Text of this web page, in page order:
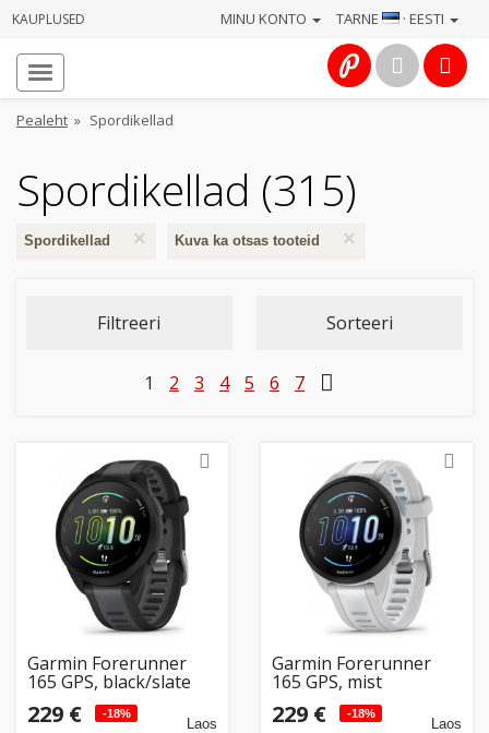
KAUPLUSED TARNE · EESTI
MINU KONTO
Pealeht » Spordikellad
Spordikellad (315)
×
Spordikellad ×
Kuva ka otsas tooteid
Filtreeri Sorteeri
1 2 3 4 5 6 7
Garmin Forerunner
165 GPS, black/slate
229 € -18%
Laos
Garmin Forerunner
165 GPS, mist
grey/whitestone
229 € -18%
Laos
Info
Kaamerad
Kodu
tervis